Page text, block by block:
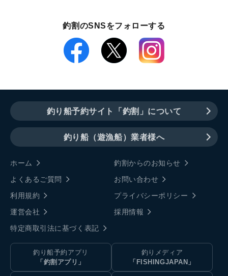
釣割のSNSをフォローする
釣り船予約サイト「釣割」について
釣り船（遊漁船）業者様へ
ホーム
釣割からのお知らせ
よくあるご質問
お問い合わせ
利用規約
プライバシーポリシー
運営会社
採用情報
特定商取引法に基づく表記
釣り船予約アプリ
「釣割アプリ」
釣りメディア
「FISHINGJAPAN」